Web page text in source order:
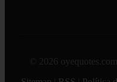
© 2026